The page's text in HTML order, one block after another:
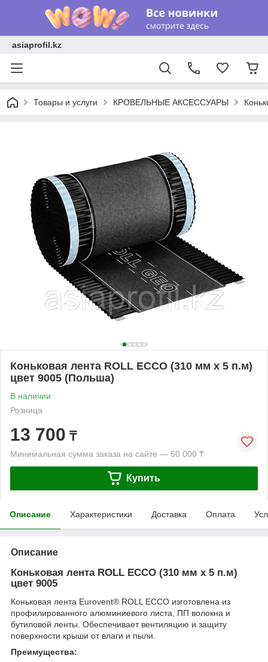
asiaprofil.kz
Товары и услуги КРОВЕЛЬНЫЕ АКСЕССУАРЫ
Коньковая лента ROLL ECCO (310 мм х 5 п.м)
цвет 9005 (Польша)
В наличии
Розница
13 700 ₸
Минимальная сумма заказа на сайте — 50 000 ₸
Купить
Описание Характеристики Доставка Оплата
Описание
Коньковая лента ROLL ECCO (310 мм х 5 п.м)
цвет 9005
Коньковая лента Eurovent® ROLL ECCO изготовлена из
профилированного алюминиевого листа, ПП волокна и
бутиловой ленты. Обеспечивает вентиляцию и защиту
поверхности крыши от влаги и пыли.
Преимущества: